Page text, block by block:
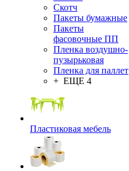
Скотч
Пакеты бумажные
Пакеты
фасовочные ПП
Пленка воздушно-
пузырьковая
Пленка для паллет
+ ЕЩЕ 4
Пластиковая мебель